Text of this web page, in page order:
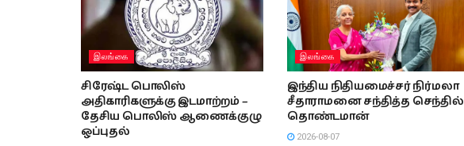
இலங்கை
சிரேஷ்ட பொலிஸ்
அதிகாரிகளுக்கு இடமாற்றம் –
தேசிய பொலிஸ் ஆணைக்குழு
ஒப்புதல்
இலங்கை
இந்திய நிதியமைச்சர் நிர்மலா
சீதாராமனை சந்தித்த செந்தில்
தொண்டமான்
2026-08-07